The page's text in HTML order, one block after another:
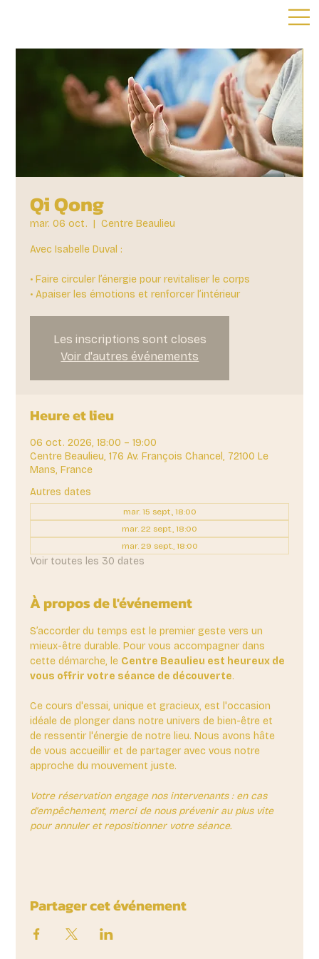
Qi Qong
mar. 06 oct.
  |
Centre Beaulieu
Avec Isabelle Duval :
• Faire circuler l’énergie pour revitaliser le corps
• Apaiser les émotions et renforcer l’intérieur
Les inscriptions sont closes
Voir d'autres événements
Heure et lieu
06 oct. 2026, 18:00 – 19:00
Centre Beaulieu, 176 Av. François Chancel, 72100 Le
Mans, France
Autres dates
mar. 15 sept., 18:00
mar. 22 sept., 18:00
mar. 29 sept., 18:00
Voir toutes les 30 dates
À propos de l'événement
S’accorder du temps est le premier geste vers un
mieux-être durable. Pour vous accompagner dans
cette démarche, le Centre Beaulieu est heureux de
vous offrir votre séance de découverte.
Ce cours d'essai, unique et gracieux, est l'occasion
idéale de plonger dans notre univers de bien-être et
de ressentir l'énergie de notre lieu. Nous avons hâte
de vous accueillir et de partager avec vous notre
approche du mouvement juste.
Votre réservation engage nos intervenants : en cas
d'empêchement, merci de nous prévenir au plus vite
pour annuler et repositionner votre séance.
Partager cet événement